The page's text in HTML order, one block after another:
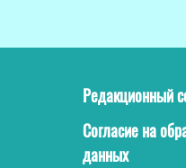
Редакционный
Согласие на
данных